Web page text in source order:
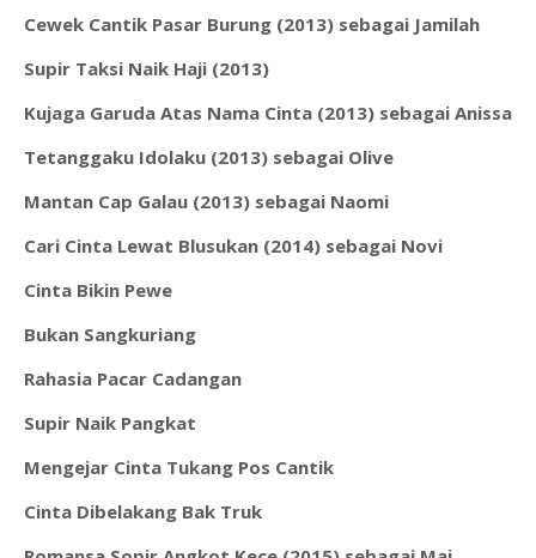
Cewek Cantik Pasar Burung (2013) sebagai Jamilah
Supir Taksi Naik Haji (2013)
Kujaga Garuda Atas Nama Cinta (2013) sebagai Anissa
Tetanggaku Idolaku (2013) sebagai Olive
Mantan Cap Galau (2013) sebagai Naomi
Cari Cinta Lewat Blusukan (2014) sebagai Novi
Cinta Bikin Pewe
Bukan Sangkuriang
Rahasia Pacar Cadangan
Supir Naik Pangkat
Mengejar Cinta Tukang Pos Cantik
Cinta Dibelakang Bak Truk